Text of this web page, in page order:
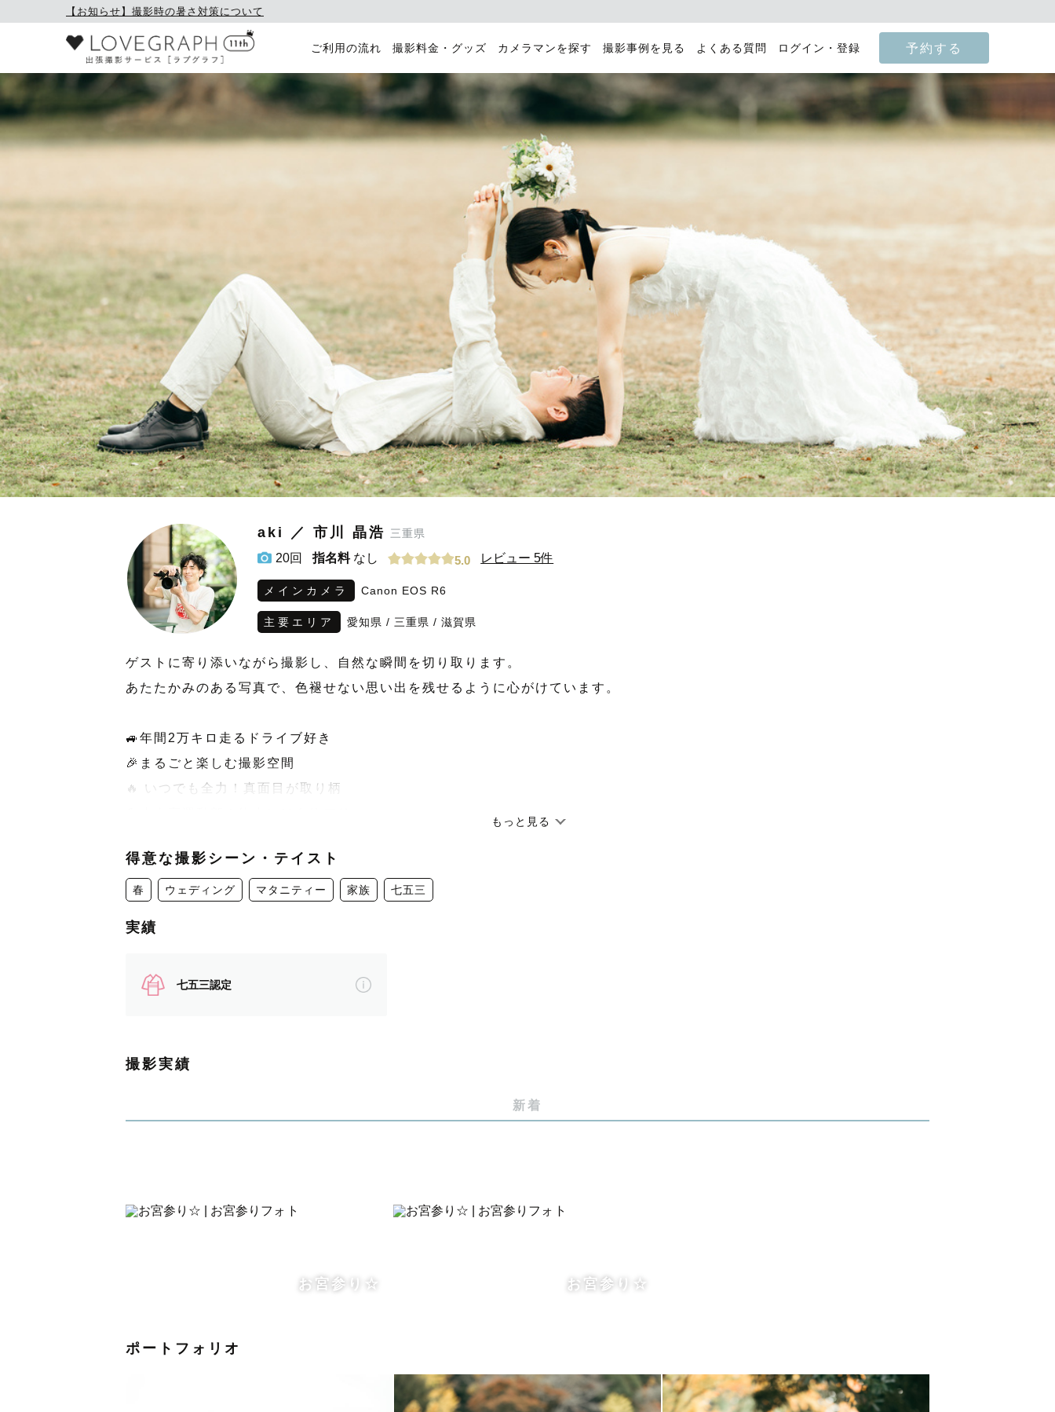
【お知らせ】撮影時の暑さ対策について
ご利用の流れ 撮影料金・グッズ カメラマンを探す 撮影事例を見る よくある質問 ログイン・登録 予約する
aki ／ 市川 晶浩 三重県
20回 指名料なし 5.0 レビュー 5件
メインカメラ Canon EOS R6
主要エリア 愛知県 / 三重県 / 滋賀県
ゲストに寄り添いながら撮影し、自然な瞬間を切り取ります。
あたたかみのある写真で、色褪せない思い出を残せるように心がけています。
🚙年間2万キロ走るドライブ好き
🎉まるごと楽しむ撮影空間
🔥 いつでも全力！真面目が取り柄
数いるカメラマンの中から、このページを開いていただきありがとうございます。
ラブグラファーの『aki』と申します。
三重出身で現在も三重在住です！
一緒に楽しみながら撮影することを心がけております✨
もっと見る
得意な撮影シーン・テイスト
春 ウェディング マタニティー 家族 七五三
実績
七五三認定
撮影実績
新着
お宮参り☆ お宮参り☆
ポートフォリオ